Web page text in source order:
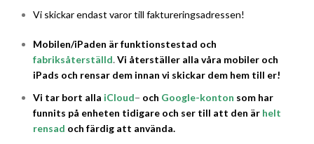
Vi skickar endast varor till faktureringsadressen!
Mobilen/iPaden är funktionstestad och
fabriksåterställd.Vi återställer alla våra mobiler och
iPads och rensar dem innan vi skickar dem hem till er!
Vi tar bort alla iCloud– och Google-konton som har
funnits på enheten tidigare och ser till att den är helt
rensad och färdig att använda.